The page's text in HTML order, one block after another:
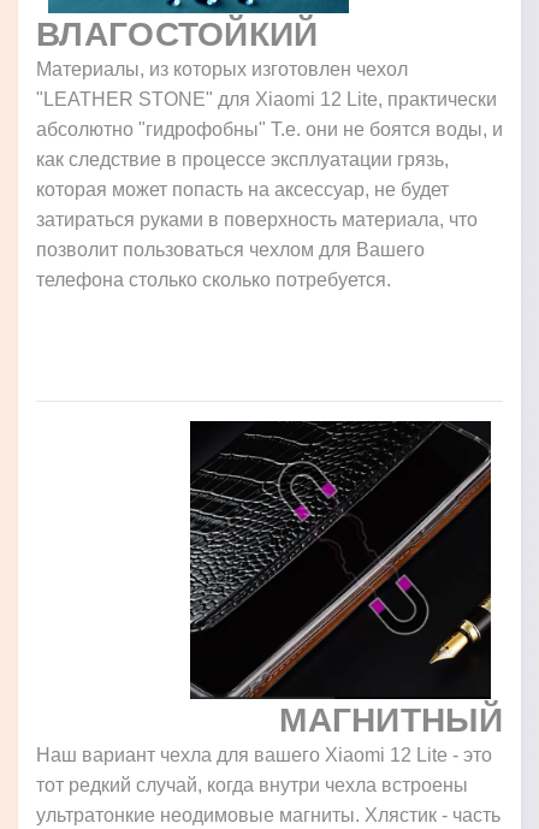
ВЛАГОСТОЙКИЙ
Материалы, из которых изготовлен чехол
"LEATHER STONE" для Xiaomi 12 Lite, практически
абсолютно "гидрофобны" Т.е. они не боятся воды, и
как следствие в процессе эксплуатации грязь,
которая может попасть на аксессуар, не будет
затираться руками в поверхность материала, что
позволит пользоваться чехлом для Вашего
телефона столько сколько потребуется.
МАГНИТНЫЙ
Наш вариант чехла для вашего Xiaomi 12 Lite - это
тот редкий случай, когда внутри чехла встроены
ультратонкие неодимовые магниты. Хлястик - часть